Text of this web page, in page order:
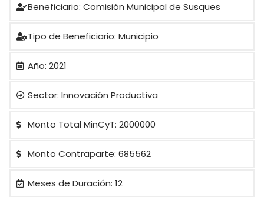
Beneficiario: Comisión Municipal de Susques
Tipo de Beneficiario: Municipio
Año: 2021
Sector: Innovación Productiva
Monto Total MinCyT: 2000000
Monto Contraparte: 685562
Meses de Duración: 12